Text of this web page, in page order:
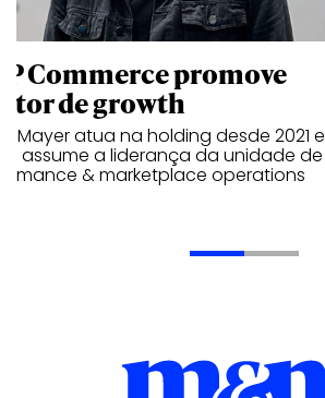
Commerce promove
de growth
Mayer atua na holding desde 2021 e
assume a liderança da unidade de
& marketplace operations